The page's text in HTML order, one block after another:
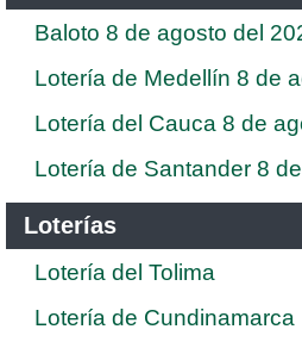
Baloto 8 de agosto del
Lotería de Medellín 8 de
Lotería del Cauca 8 de
Lotería de Santander 8
Loterías
Lotería del Tolima
Lotería de Cundinamarca